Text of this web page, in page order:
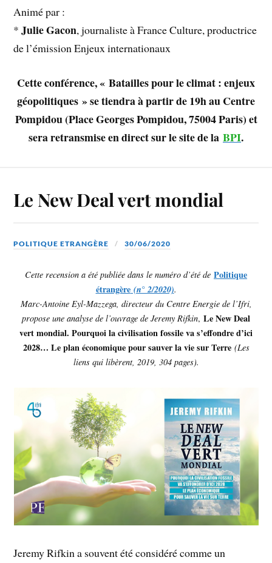
Animé par :
*Julie Gacon, journaliste à France Culture, productrice
de l’émission Enjeux internationaux
Cette conférence, « Batailles pour le climat : enjeux
géopolitiques » se tiendra à partir de 19h au Centre
Pompidou (Place Georges Pompidou, 75004 Paris) et
sera retransmise en direct sur le site de la BPI.
Le New Deal vert mondial
POLITIQUE ETRANGÈRE 30/06/2020
Cette recension a été publiée dans le numéro d’été de Politique
étrangère(n° 2/2020).
Marc-Antoine Eyl-Mazzega, directeur du Centre Energie de l’Ifri,
propose une analyse de l’ouvrage de Jeremy Rifkin, Le New Deal
vert mondial. Pourquoi la civilisation fossile va s’effondre d’ici
2028… Le plan économique pour sauver la vie sur Terre (Les
liens qui libèrent, 2019, 304 pages).
Jeremy Rifkin a souvent été considéré comme un